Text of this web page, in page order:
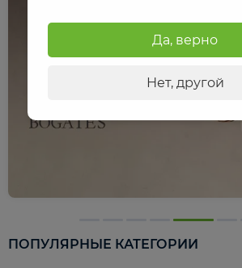
ПОПУЛЯРНЫЕ КАТЕГОРИИ
Да, верно
Нет, другой